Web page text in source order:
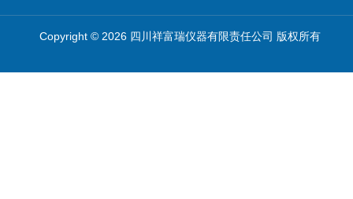
Copyright © 2026 四川祥富瑞仪器有限责任公司 版权所有